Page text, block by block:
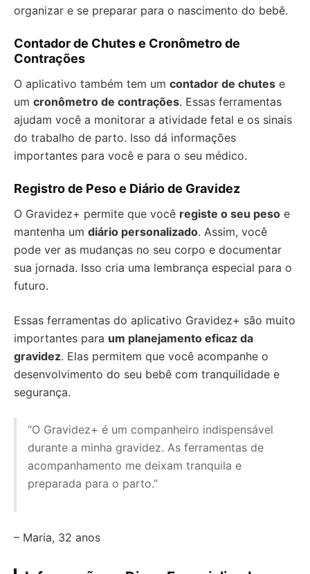
organizar e se preparar para o nascimento do bebê.
Contador de Chutes e Cronômetro de
Contrações
O aplicativo também tem um contador de chutes e
um cronômetro de contrações. Essas ferramentas
ajudam você a monitorar a atividade fetal e os sinais
do trabalho de parto. Isso dá informações
importantes para você e para o seu médico.
Registro de Peso e Diário de Gravidez
O Gravidez+ permite que você registe o seu peso e
mantenha um diário personalizado. Assim, você
pode ver as mudanças no seu corpo e documentar
sua jornada. Isso cria uma lembrança especial para o
futuro.
Essas ferramentas do aplicativo Gravidez+ são muito
importantes para um planejamento eficaz da
gravidez. Elas permitem que você acompanhe o
desenvolvimento do seu bebê com tranquilidade e
segurança.
“O Gravidez+ é um companheiro indispensável
durante a minha gravidez. As ferramentas de
acompanhamento me deixam tranquila e
preparada para o parto.”
– Maria, 32 anos